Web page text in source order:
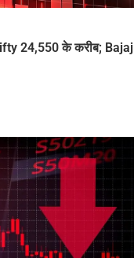
24,550 के करीब; Bajaj